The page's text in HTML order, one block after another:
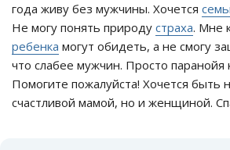
года живу без мужчины. Хочется
Не могу понять природу страха. Мне
ребенка могут обидеть, а не смогу
что слабее мужчин. Просто паранойя
Помогите пожалуйста! Хочется быть
счастливой мамой, но и женщиной.